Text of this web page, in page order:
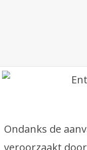
Ondanks de
veroorzaakt